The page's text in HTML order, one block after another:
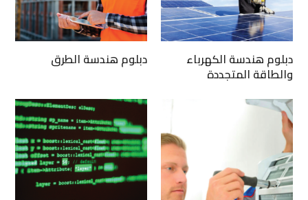
دبلوم هندسة الكهرباء
والطاقة المتجددة
دبلوم هندسة الطرق